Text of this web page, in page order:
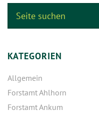
KATEGORIEN
Allgemein
Forstamt Ahlhorn
Forstamt Ankum